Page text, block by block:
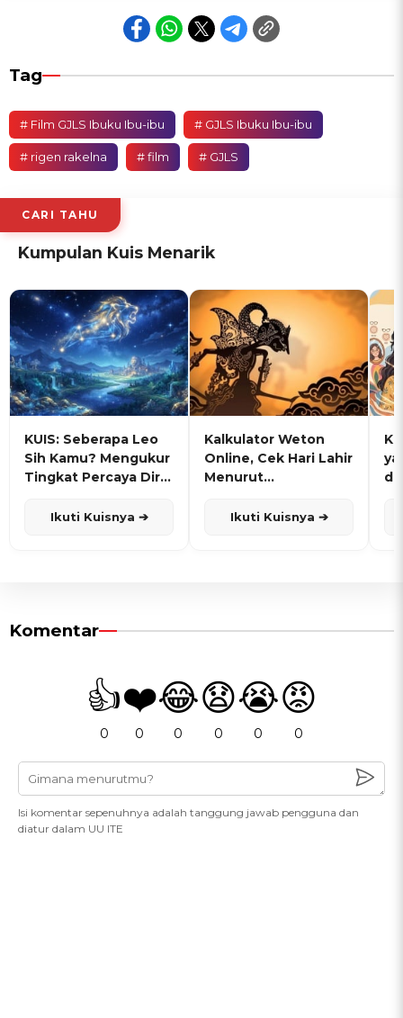
Tag
# Film GJLS Ibuku Ibu-ibu # GJLS Ibuku Ibu-ibu
# rigen rakelna # film # GJLS
CARI TAHU
Kumpulan Kuis Menarik
KUIS: Seberapa Leo
Sih Kamu? Mengukur
Tingkat Percaya Diri
Ikuti Kuisnya ➔
Kalkulator Weton
Online, Cek Hari Lahir
Menurut
Ikuti Kuisnya ➔
Komentar
👍
0
❤️
0
😂
0
😧
0
😭
0
😡
0
Isi komentar sepenuhnya adalah tanggung jawab pengguna dan
diatur dalam UU ITE